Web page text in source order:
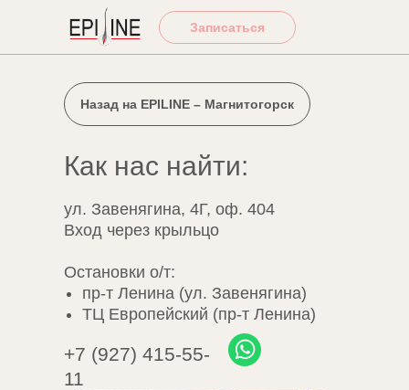
+7 (927) 415-55-
11
ул. Завенягина, 4Г, оф. 404
Вход через крыльцо
Остановки о/т:
пр-т Ленина (ул. Завенягина)
ТЦ Европейский (пр-т Ленина)
Как нас найти:
Записаться
Назад на EPILINE – Магнитогорск